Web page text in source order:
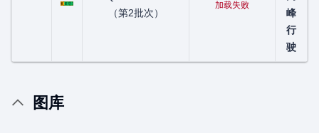
（第2批次）
加载失败
峰
行
驶
图库